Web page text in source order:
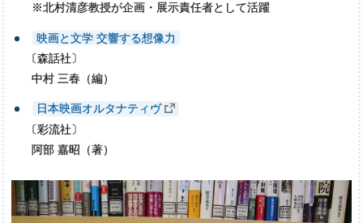
※北村清彦教授が企画・展示責任者として活躍
映画と文学 交響する想像力
〔森話社〕
中村 三春（編）
日本映画オルタナティヴ
〔彩流社〕
阿部 嘉昭（著）